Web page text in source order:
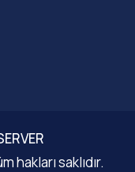
saklıdır.